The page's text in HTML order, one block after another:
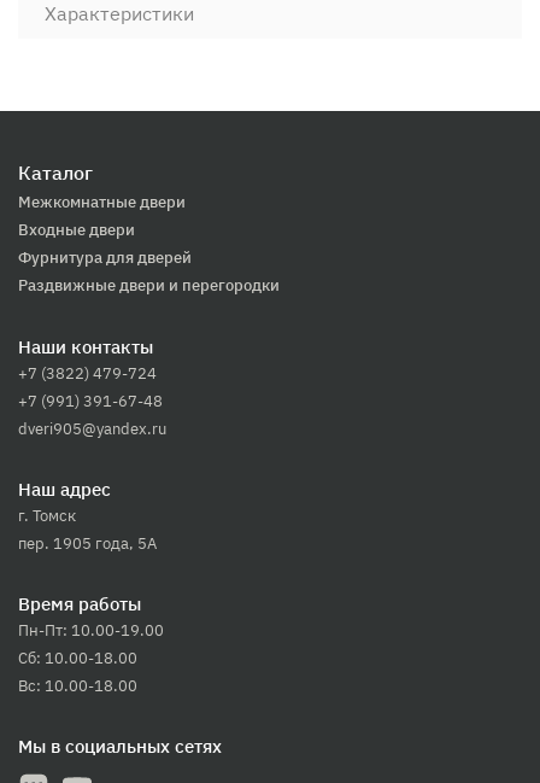
Характеристики
Каталог
Межкомнатные двери
Входные двери
Фурнитура для дверей
Раздвижные двери и перегородки
Наши контакты
+7 (3822) 479-724
+7 (991) 391-67-48
dveri905@yandex.ru
Наш адрес
г. Томск
пер. 1905 года, 5А
Время работы
Пн-Пт: 10.00-19.00
Сб: 10.00-18.00
Вс: 10.00-18.00
Мы в социальных сетях